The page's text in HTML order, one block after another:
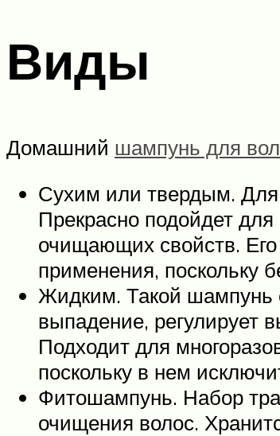
Виды
Домашний шампунь для
Сухим или твердым. Для
Прекрасно подойдет
очищающих свойств. Его
применения, поскольку
Жидким. Такой шампунь
выпадение, регулирует
Подходит для
поскольку в нем
Фитошампунь. Набор
очищения волос.